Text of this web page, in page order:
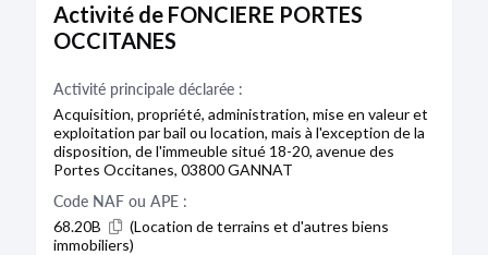
Activité de FONCIERE PORTES
OCCITANES
Activité principale déclarée :
Acquisition, propriété, administration, mise en valeur et
exploitation par bail ou location, mais à l'exception de la
disposition, de l'immeuble situé 18-20, avenue des
Portes Occitanes, 03800 GANNAT
Code NAF ou APE :
68.20B
(Location de terrains et d'autres biens
immobiliers)